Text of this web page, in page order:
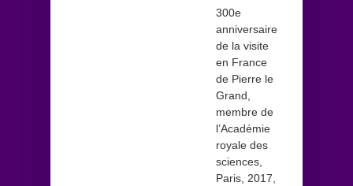
300e
anniversaire
de la visite
en France
de Pierre le
Grand,
membre de
l’Académie
royale des
sciences,
Paris, 2017,